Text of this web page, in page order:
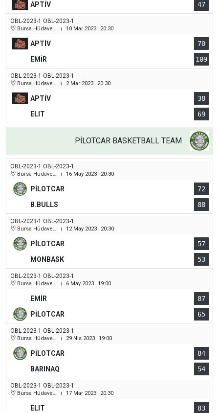
APTİV
47
OBL-2023-1 OBL-2023-1
Bursa Hüdavendigar (Dikkaldırım) Kapalı Spor Salonu | 10 Mar 2023 20:30
APTİV
70
EMİR
109
OBL-2023-1 OBL-2023-1
Bursa Hüdavendigar (Dikkaldırım) Kapalı Spor Salonu | 2 Mar 2023 20:30
APTİV
38
ELIT
69
PİLOTCAR BASKETBALL TEAM
OBL-2023-1 OBL-2023-1
Bursa Hüdavendigar (Dikkaldırım) Kapalı Spor Salonu | 16 May 2023 20:30
PİLOTCAR
72
B.BULLS
88
OBL-2023-1 OBL-2023-1
Bursa Hüdavendigar (Dikkaldırım) Kapalı Spor Salonu | 12 May 2023 20:30
PİLOTCAR
57
MONBASK
53
OBL-2023-1 OBL-2023-1
Bursa Hüdavendigar (Dikkaldırım) Kapalı Spor Salonu | 6 May 2023 19:00
EMİR
87
PİLOTCAR
65
OBL-2023-1 OBL-2023-1
Bursa Hüdavendigar (Dikkaldırım) Kapalı Spor Salonu | 29 Nis 2023 19:00
PİLOTCAR
84
BARINAQ
54
OBL-2023-1 OBL-2023-1
Bursa Hüdavendigar (Dikkaldırım) Kapalı Spor Salonu | 17 Mar 2023 20:30
ELIT
83